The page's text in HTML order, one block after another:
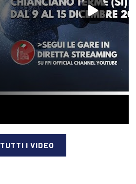
TUTTI I VIDEO